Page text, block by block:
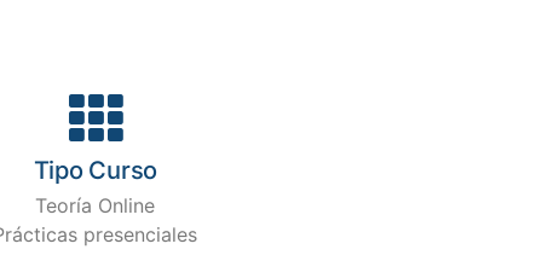
Tipo Curso
Teoría Online
presenciales